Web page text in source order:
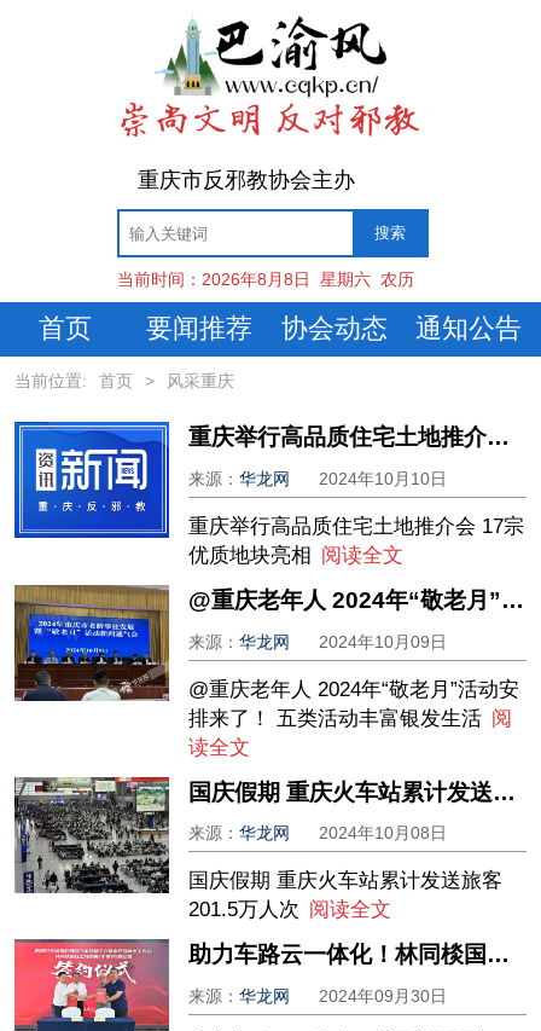
重庆市反邪教协会主办
当前时间： 2026年8月8日 星期六 农历
首页 要闻推荐 协会动态 通知公告
当前位置: 首页 > 风采重庆
重庆举行高品质住宅土地推介会 17宗优质地块亮相
来源：华龙网 2024年10月10日
重庆举行高品质住宅土地推介会 17宗
优质地块亮相 阅读全文
@重庆老年人 2024年“敬老月”活动安排来了！ 五类活动丰富银发生活
来源：华龙网 2024年10月09日
@重庆老年人 2024年“敬老月”活动安
排来了！ 五类活动丰富银发生活 阅
读全文
国庆假期 重庆火车站累计发送旅客201.5万人次
来源：华龙网 2024年10月08日
国庆假期 重庆火车站累计发送旅客
201.5万人次 阅读全文
助力车路云一体化！林同棪国际与西部智联签约
来源：华龙网 2024年09月30日